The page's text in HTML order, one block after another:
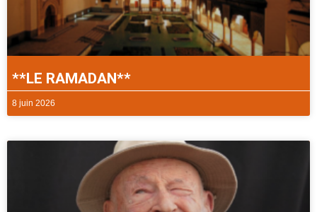
**LE RAMADAN**
8 juin 2026